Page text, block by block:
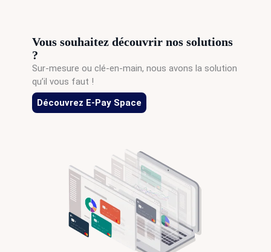
Vous souhaitez découvrir nos solutions
?
Sur-mesure ou clé-en-main, nous avons la solution
qu’il vous faut !
Découvrez E-Pay Space